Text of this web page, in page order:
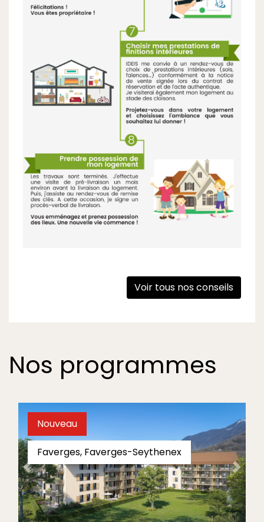
Voir tous nos conseils
Nos programmes
Nouveau
Faverges, Faverges-Seythenex
Horizon
Du T2 au T3
À partir de 159 000 € Découvrir
Précédent